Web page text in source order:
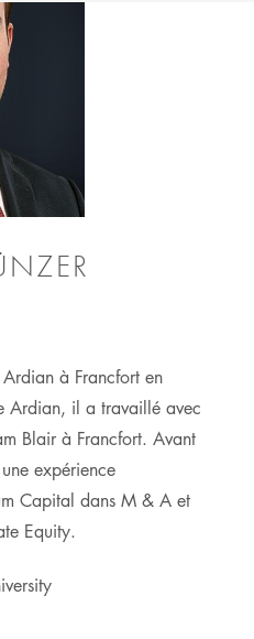
à Francfort en
Ardian, il a travaillé avec
Blair à Francfort. Avant
expérience
Capital dans M & A et
Equity.